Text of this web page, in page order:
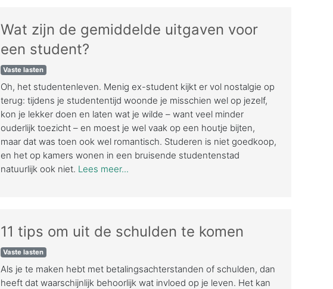
Wat zijn de gemiddelde uitgaven voor
een student?
Vaste lasten
Oh, het studentenleven. Menig ex-student kijkt er vol nostalgie op
terug: tijdens je studententijd woonde je misschien wel op jezelf,
kon je lekker doen en laten wat je wilde – want veel minder
ouderlijk toezicht – en moest je wel vaak op een houtje bijten,
maar dat was toen ook wel romantisch. Studeren is niet goedkoop,
en het op kamers wonen in een bruisende studentenstad
natuurlijk ook niet. Lees meer...
11 tips om uit de schulden te komen
Vaste lasten
Als je te maken hebt met betalingsachterstanden of schulden, dan
heeft dat waarschijnlijk behoorlijk wat invloed op je leven. Het kan